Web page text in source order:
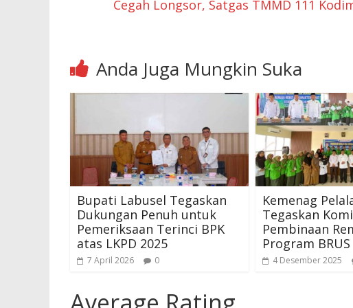
Cegah Longsor, Satgas TMMD 111
Anda Juga Mungkin Suka
Bupati Labusel Tegaskan
Dukungan Penuh untuk
Pemeriksaan Terinci BPK
atas LKPD 2025
7 April 2026 0
Kemenag
Tegaskan
Pembinaan
Program BRUS
4 Desember 2025